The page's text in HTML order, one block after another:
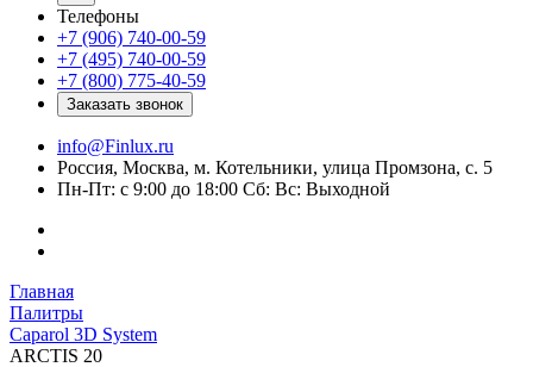
Телефоны
+7 (906) 740-00-59
+7 (495) 740-00-59
+7 (800) 775-40-59
Заказать звонок
info@Finlux.ru
Россия, Москва, м. Котельники, улица Промзона, с. 5
Пн-Пт: с 9:00 до 18:00 Сб: Вс: Выходной
Главная
Палитры
Caparol 3D System
ARCTIS 20